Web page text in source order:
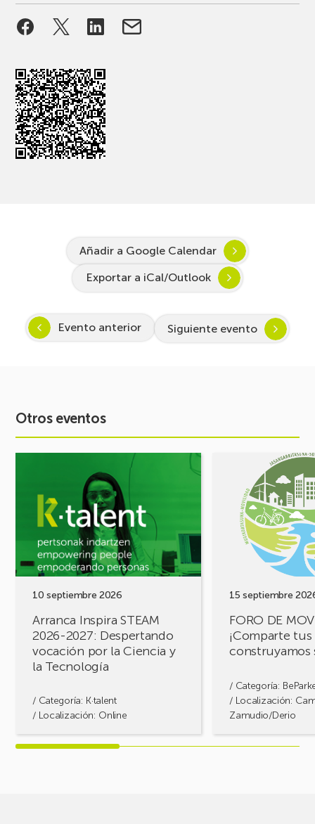
Añadir a Google Calendar
Exportar a iCal/Outlook
Evento anterior Siguiente evento
Otros eventos
10 septiembre 2026
Arranca Inspira STEAM
2026-2027: Despertando
vocación por la Ciencia y
la Tecnología
/ Categoría: K·talent
/ Localización: Online
STEAM
2027:
Despertando
vocación
Ciencia
Tecnología
15 septiembre
FORO DE
¡Comparte
construyamos
/ Categoría:
/ Localización:
Zamudio/Derio
MOVILIDAD
¡Comparte
soluciones!